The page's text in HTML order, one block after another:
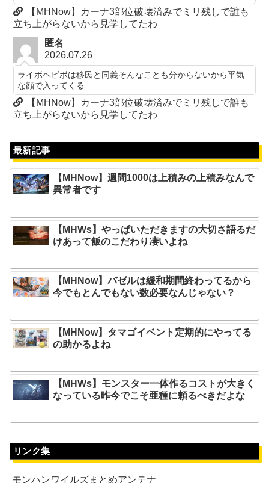
【MHNow】カーナ3部位破壊済みでミリ残しで誰も
立ち上がらないから見学してたわ
匿名
2026.07.26
ライボヘビボは移民と同義そんなことも分からないから平気
な顔で入ってくる
【MHNow】カーナ3部位破壊済みでミリ残しで誰も
立ち上がらないから見学してたわ
最新記事
【MHNow】週間1000は上積みの上積みなんで
異常者です
【MHWs】やっぱいただきますの大切さ語るだ
けあって飯のこだわり凄いよね
【MHNow】バゼルは緩和期間終わってるから
今でもとんでもない数必要なんじゃない？
【MHNow】タマゴイベント定期的にやってる
の助かるよね
【MHWs】モンスター一体作るコストが大きく
なっている昨今でこそ亜種に頼るべきだよな
リンク集
モンハンワイルズまとめアンテナ